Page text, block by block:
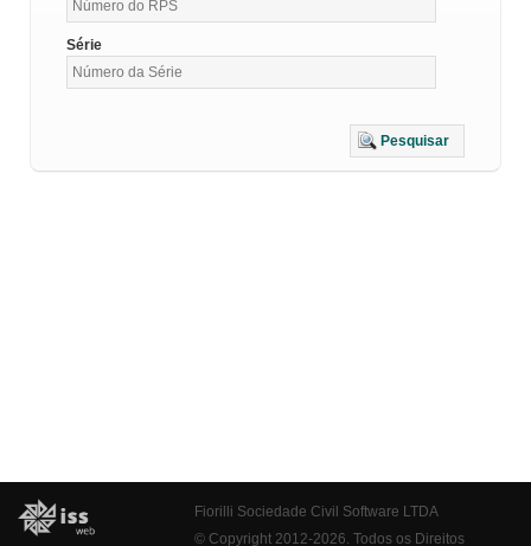
Série
Pesquisar
Fiorilli Sociedade Civil Software LTDA
© Copyright 2012-2026. Todos os Direitos